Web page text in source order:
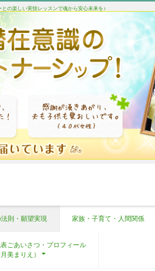
の楽しい実技レッスンで魂から安心未来を♪
則・願望実現 家族・子育て・人間関係
ごあいさつ・プロフィール
月美まりえ）